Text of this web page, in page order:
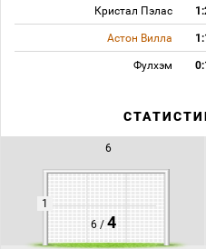
Кристал Пэлас
Астон Вилла
Фулхэм
6
1
6 /4